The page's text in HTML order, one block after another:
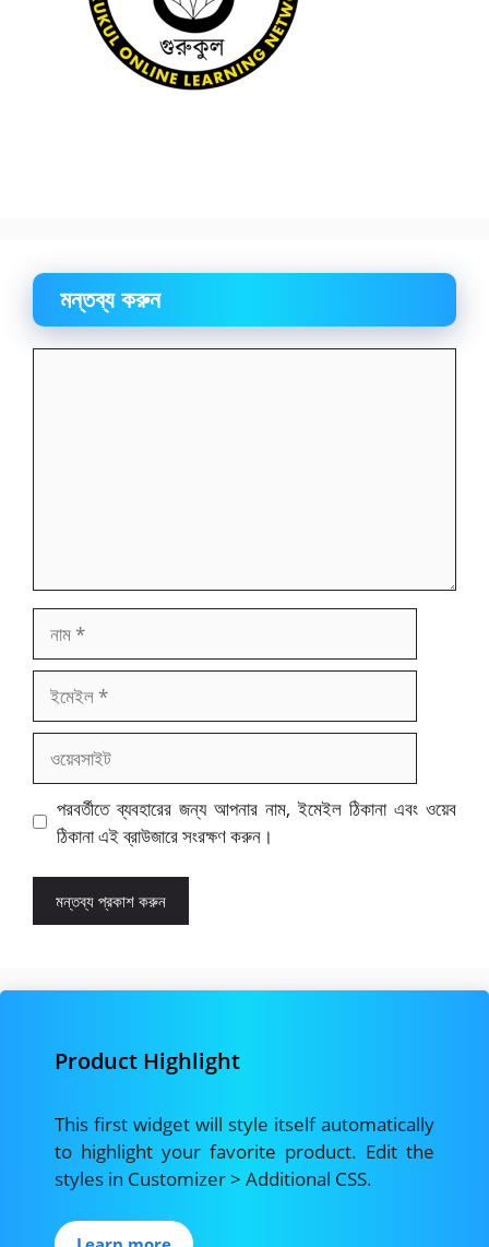
মন্তব্য করুন
ইমেইল
পরবর্তীতে ব্যবহারের জন্য আপনার নাম, ইমেইল ঠিকানা এবং ওয়েব
ঠিকানা এই ব্রাউজারে সংরক্ষণ করুন।
Product Highlight
This first widget will style itself automatically
to highlight your favorite product. Edit the
styles in Customizer > Additional CSS.